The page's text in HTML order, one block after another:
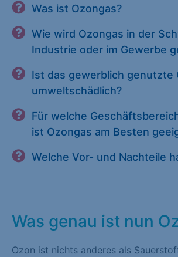
Was ist Ozongas?
Wie wird Ozongas in der
Industrie oder im Gewerbe
Ist das gewerblich genutzte
umweltschädlich?
Für welche
ist Ozongas am Besten
Welche Vor- und Nachteile
Was genau ist nun
Ozon ist nichts anderes als